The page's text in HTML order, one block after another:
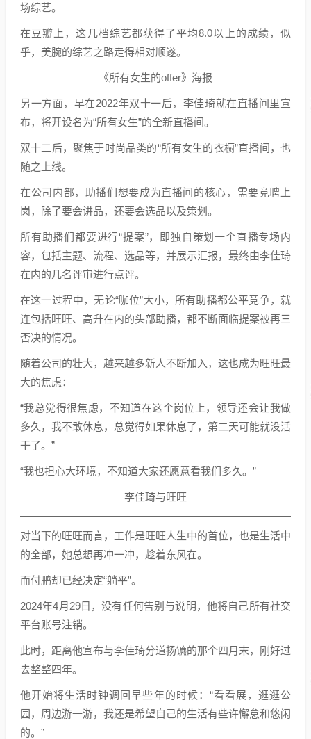
场综艺。
在豆瓣上，这几档综艺都获得了平均8.0以上的成绩，似
乎，美腕的综艺之路走得相对顺遂。
《所有女生的offer》海报
另一方面，早在2022年双十一后，李佳琦就在直播间里宣
布，将开设名为“所有女生”的全新直播间。
双十二后，聚焦于时尚品类的“所有女生的衣橱”直播间，也
随之上线。
在公司内部，助播们想要成为直播间的核心，需要竞聘上
岗，除了要会讲品，还要会选品以及策划。
所有助播们都要进行“提案”，即独自策划一个直播专场内
容，包括主题、流程、选品等，并展示汇报，最终由李佳琦
在内的几名评审进行点评。
在这一过程中，无论“咖位”大小，所有助播都公平竞争，就
连包括旺旺、高升在内的头部助播，都不断面临提案被再三
否决的情况。
随着公司的壮大，越来越多新人不断加入，这也成为旺旺最
大的焦虑：
“我总觉得很焦虑，不知道在这个岗位上，领导还会让我做
多久，我不敢休息，总觉得如果休息了，第二天可能就没活
干了。”
“我也担心大环境，不知道大家还愿意看我们多久。”
李佳琦与旺旺
对当下的旺旺而言，工作是旺旺人生中的首位，也是生活中
的全部，她总想再冲一冲，趁着东风在。
而付鹏却已经决定“躺平”。
2024年4月29日，没有任何告别与说明，他将自己所有社交
平台账号注销。
此时，距离他宣布与李佳琦分道扬镳的那个四月末，刚好过
去整整四年。
他开始将生活时钟调回早些年的时候：“看看展，逛逛公
园，周边游一游，我还是希望自己的生活有些许懈怠和悠闲
的。”